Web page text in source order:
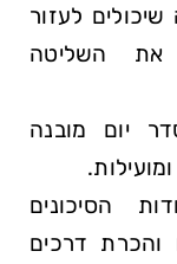
שיכולים לעזור
את השליטה
יום מובנה
הסיכונים
והכרת דרכים